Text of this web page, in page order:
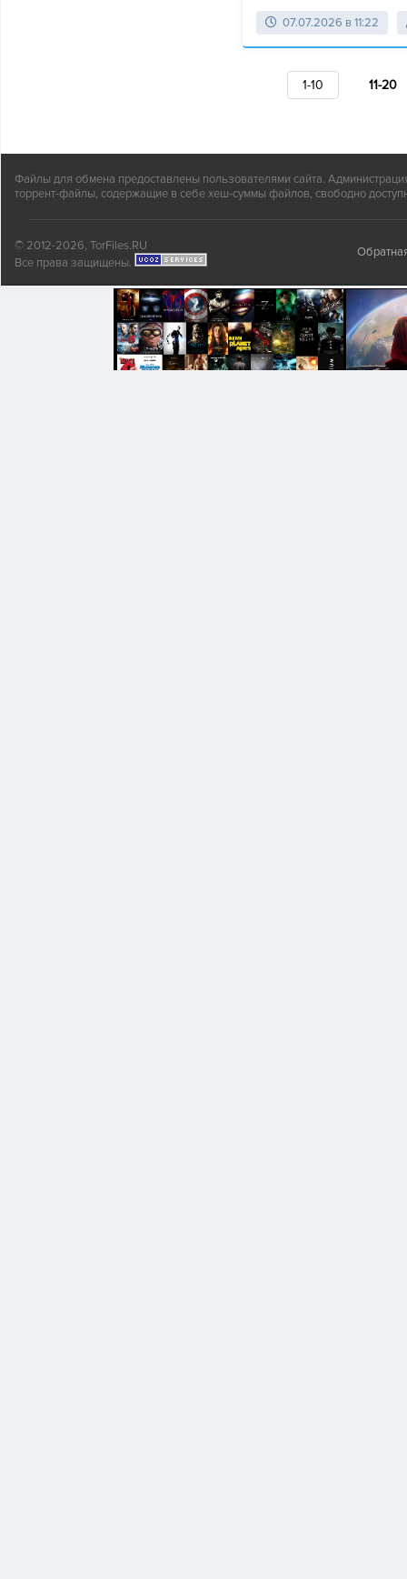
07.07.2026 в 11:22
1-10 11-20
Файлы для обмена предоставлены пользователями сайта.
торрент-файлы, содержащие в себе хеш-суммы файлов, свободно
© 2012-2026, TorFiles.RU
Все права защищены.